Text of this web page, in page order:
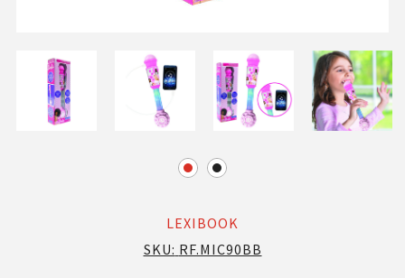
LEXIBOOK
SKU: RF.MIC90BB